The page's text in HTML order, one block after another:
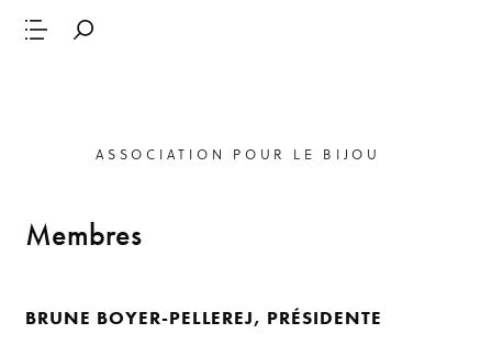
ASSOCIATION POUR LE BIJOU
Membres
BRUNE BOYER-PELLEREJ, PRÉSIDENTE